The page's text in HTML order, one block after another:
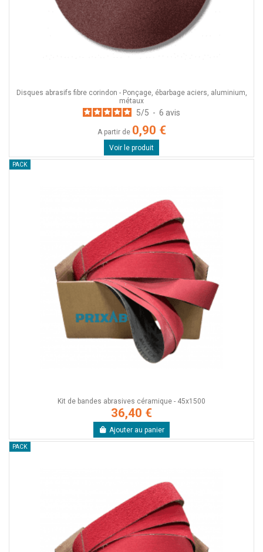
Disques abrasifs fibre corindon - Ponçage, ébarbage aciers, aluminium,
métaux
5/5 - 6 avis
A partir de 0,90 €
Voir le produit
PACK
Kit de bandes abrasives céramique - 45x1500
36,40 €
Ajouter au panier
PACK